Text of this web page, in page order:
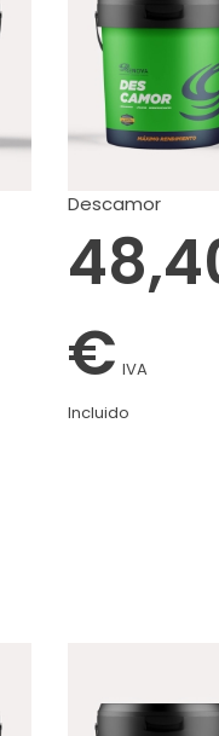
Descamor
€ IVA
Incluido